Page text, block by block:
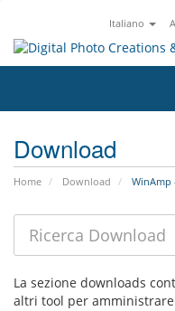
Italiano
Download
Home Download WinAmp
La sezione downloads
altri tool per